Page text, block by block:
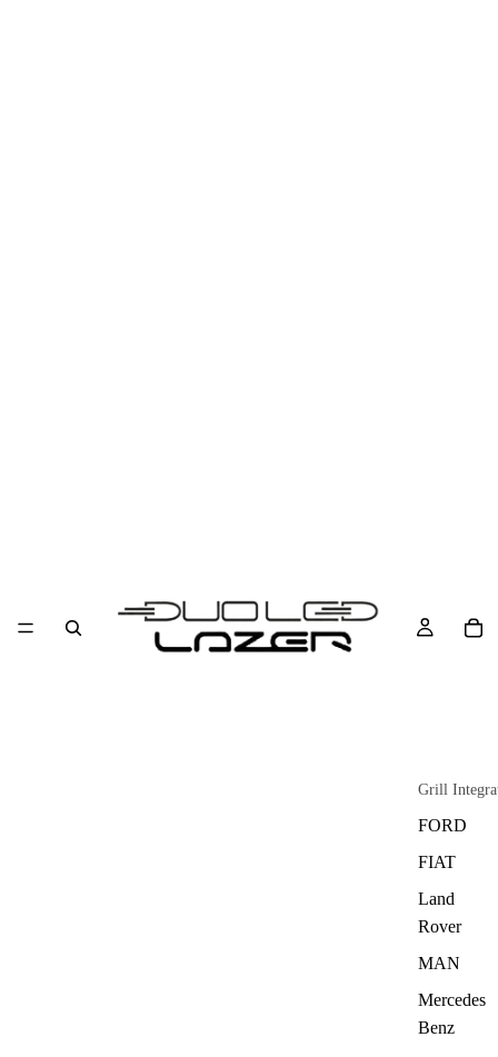
Grill
FORD
FIAT
Land
Rover
MAN
Mercedes
Benz